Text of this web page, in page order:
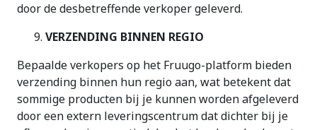
door de desbetreffende verkoper geleverd.
VERZENDING BINNEN REGIO
Bepaalde verkopers op het Fruugo-platform bieden
verzending binnen hun regio aan, wat betekent dat
sommige producten bij je kunnen worden afgeleverd
door een extern leveringscentrum dat dichter bij je